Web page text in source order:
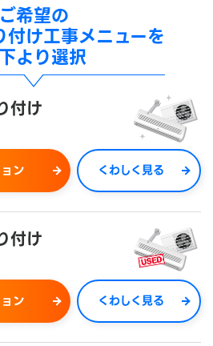
ご希望の
付け工事メニューを
より選択
付け
ン くわしく見る
付け
ン くわしく見る